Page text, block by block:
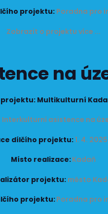
projektu: Poradna pro
Zobrazit o projektu více ...
na
projektu: Multikulturní
Interkulturní asistence na
dílčího projektu:1. 4. 2025
Místo realizace:Kadaň
projektu: město
projektu:Poradna pro